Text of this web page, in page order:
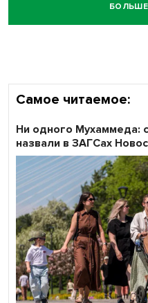
Честный выбор:
объективность
Самое читаемое:
Ни одного Мухаммеда:
назвали в ЗАГСах